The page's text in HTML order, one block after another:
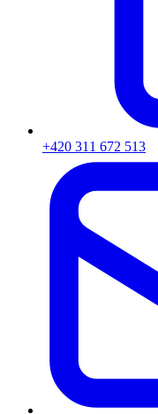
+420 311 672 513